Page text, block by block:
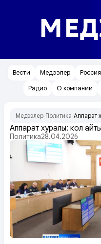
Вести Медээлер
Радио
О компании
Медээлер Политика
Аппарат хуралы: кол
Политика28.04.2026